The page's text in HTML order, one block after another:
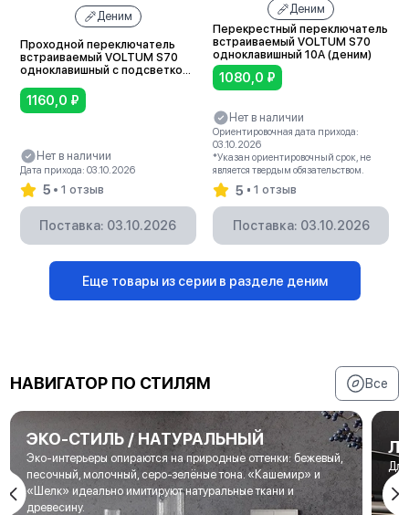
Деним
Проходной переключатель
встраиваемый VOLTUM S70
одноклавишный с подсветкой
1160,0 ₽
Нет в наличии
Дата прихода: 03.10.2026
5 1 отзыв
Поставка: 03.10.2026
Деним
Перекрестный переключатель
встраиваемый VOLTUM S70
одноклавишный 10А (деним)
1080,0 ₽
Нет в наличии
Ориентировочная дата прихода:
03.10.2026
*Указан ориентировочный срок, не
является твердым обязательством.
5 1 отзыв
Поставка: 03.10.2026
Еще товары из серии в разделе деним
НАВИГАТОР ПО СТИЛЯМ Все
ЭКО-СТИЛЬ / НАТУРАЛЬНЫЙ
Эко-интерьеры опираются на природные оттенки: бежевый,
песочный, молочный, серо-зелёные тона. «Кашемир» и
«Шелк» идеально имитируют натуральные ткани и
древесину.